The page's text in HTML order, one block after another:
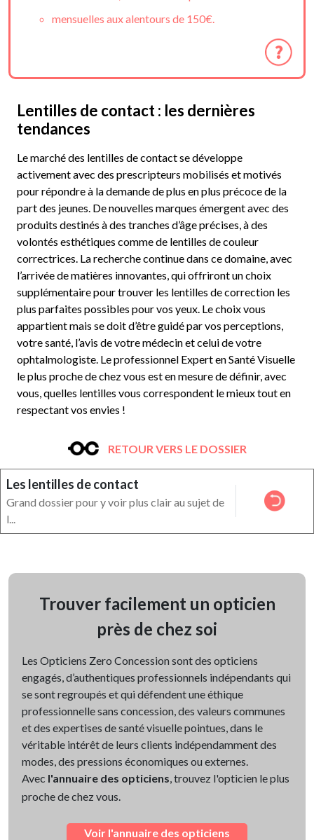
mensuelles aux alentours de 150€.
Lentilles de contact : les dernières
tendances
Le marché des lentilles de contact se développe
activement avec des prescripteurs mobilisés et motivés
pour répondre à la demande de plus en plus précoce de la
part des jeunes. De nouvelles marques émergent avec des
produits destinés à des tranches d’âge précises, à des
volontés esthétiques comme de lentilles de couleur
correctrices. La recherche continue dans ce domaine, avec
l’arrivée de matières innovantes, qui offriront un choix
supplémentaire pour trouver les lentilles de correction les
plus parfaites possibles pour vos yeux. Le choix vous
appartient mais se doit d’être guidé par vos perceptions,
votre santé, l’avis de votre médecin et celui de votre
ophtalmologiste. Le professionnel Expert en Santé Visuelle
le plus proche de chez vous est en mesure de définir, avec
vous, quelles lentilles vous correspondent le mieux tout en
respectant vos envies !
RETOUR VERS LE DOSSIER
Les lentilles de contact
Grand dossier pour y voir plus clair au sujet de
l...
Trouver facilement un opticien
près de chez soi
Les Opticiens Zero Concession sont des opticiens
engagés, d’authentiques professionnels indépendants qui
se sont regroupés et qui défendent une éthique
professionnelle sans concession, des valeurs communes
et des expertises de santé visuelle pointues, dans le
véritable intérêt de leurs clients indépendamment des
modes, des pressions économiques ou externes.
Avec l'annuaire des opticiens , trouvez l'opticien le plus
proche de chez vous.
Voir l'annuaire des opticiens